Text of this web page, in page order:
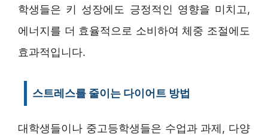
학생들은 키 성장에도 긍정적인 영향을 미치고,
에너지를 더 효율적으로 소비하여 체중 조절에도
효과적입니다.
스트레스를 줄이는 다이어트 방법
대학생들이나 중고등학생들은 수업과 과제, 다양